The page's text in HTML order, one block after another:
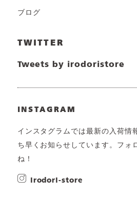
ブログ
TWITTER
Tweets by irodoristore
INSTAGRAM
インスタグラムでは最新の入荷情
ち早くお知らせしています。フォ
ね！
irodori-store